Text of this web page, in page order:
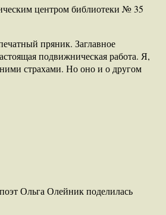
центром библиотеки № 35
пряник. Заглавное
подвижническая работа. Я,
страхами. Но оно и о другом
Ольга Олейник поделилась